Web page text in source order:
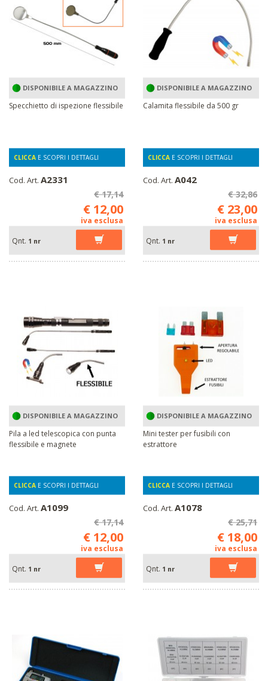
DISPONIBILE A MAGAZZINO
Specchietto di ispezione flessibile
CLICCA E SCOPRI I DETTAGLI
Cod. Art. A2331
€ 17,14
€ 12,00
iva esclusa
Qnt. 1 nr
DISPONIBILE A MAGAZZINO
Calamita flessibile da 500 gr
CLICCA E SCOPRI I DETTAGLI
Cod. Art. A042
€ 32,86
€ 23,00
iva esclusa
Qnt. 1 nr
DISPONIBILE A MAGAZZINO
Pila a led telescopica con punta
flessibile e magnete
CLICCA E SCOPRI I DETTAGLI
Cod. Art. A1099
€ 17,14
€ 12,00
iva esclusa
Qnt. 1 nr
DISPONIBILE A MAGAZZINO
Mini tester per fusibili con
estrattore
CLICCA E SCOPRI I DETTAGLI
Cod. Art. A1078
€ 25,71
€ 18,00
iva esclusa
Qnt. 1 nr